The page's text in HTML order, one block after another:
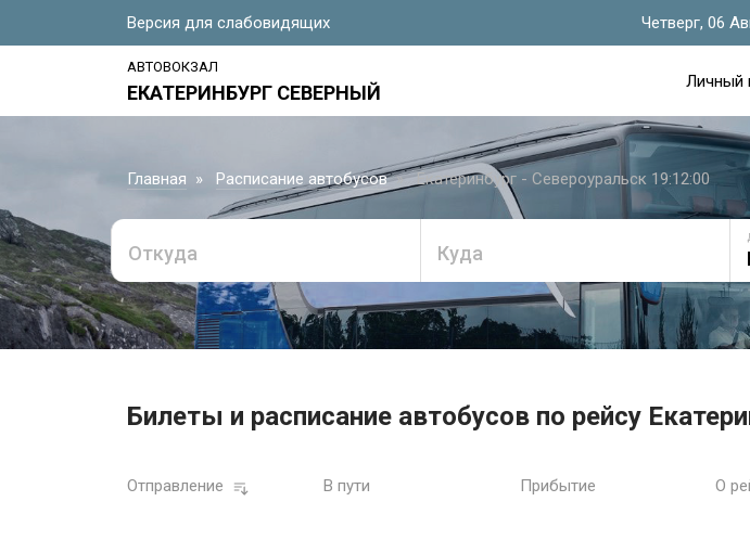
Версия для слабовидящих Четверг, 06
АВТОВОКЗАЛ
ЕКАТЕРИНБУРГ СЕВЕРНЫЙ
Личный
Главная Расписание автобусов Екатеринбург - Североуральск 19:12:00
Откуда Куда
Билеты и расписание автобусов по рейсу
Отправление В пути Прибытие О